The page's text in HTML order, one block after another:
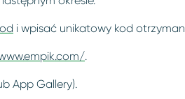
i wpisać unikatowy kod
.
App Gallery).